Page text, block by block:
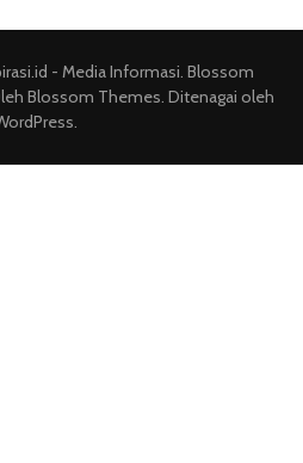
- Media Informasi. Blossom
Blossom Themes. Ditenagai oleh
.